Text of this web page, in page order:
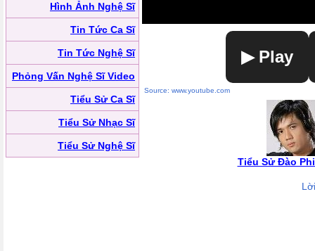
Hình Ảnh Nghệ Sĩ
Tin Tức Ca Sĩ
Tin Tức Nghệ Sĩ
Phỏng Vấn Nghệ Sĩ Video
Tiểu Sử Ca Sĩ
Tiểu Sử Nhạc Sĩ
Tiểu Sử Nghệ Sĩ
▶ Play
Source: www.youtube.com
Tiểu Sử Đào